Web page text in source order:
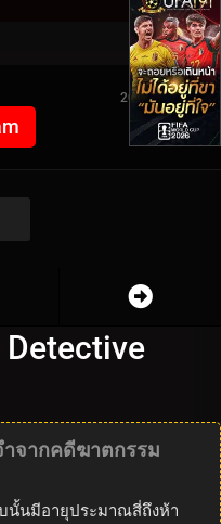
2044 Views
ำจากคดีฆาตกรรม
บนั้นมีอายุประมาณสี่ถึงห้า